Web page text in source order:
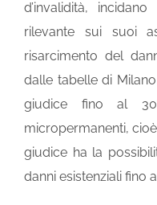
d’invalidità,
rilevante sui suoi
risarcimento del
dalle tabelle di
giudice fino al
micropermanenti,
giudice ha la
danni esistenziali fino